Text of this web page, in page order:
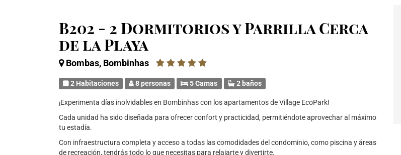
B202 - 2 Dormitorios y Parrilla Cerca
de la Playa
Bombas, Bombinhas
2 Habitaciones 8 personas 5 Camas 2 baños
¡Experimenta días inolvidables en Bombinhas con los apartamentos de Village EcoPark!
Cada unidad ha sido diseñada para ofrecer confort y practicidad, permitiéndote aprovechar al máximo
tu estadía.
Con infraestructura completa y acceso a todas las comodidades del condominio, como piscina y áreas
de recreación, tendrás todo lo que necesitas para relajarte y divertirte.